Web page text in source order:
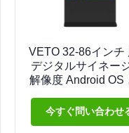
VETO 32-86インチ
デジタルサイネー
解像度 Android OS
ッチ
今すぐ問い合わせ